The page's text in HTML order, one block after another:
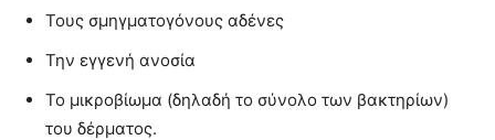
Τους σμηγματογόνους αδένες
Την εγγενή ανοσία
Το μικροβίωμα (δηλαδή το σύνολο των βακτηρίων)
του δέρματος.